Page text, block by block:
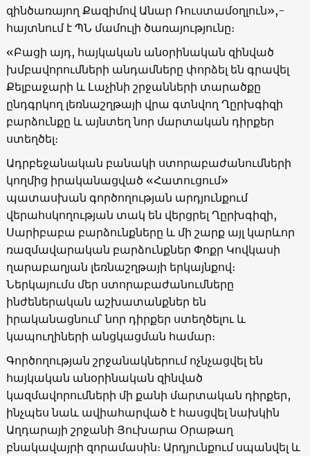
զինծառայող Քազիմով Անար Ռուստամօղլուն»,-
հայտնում է ՊՆ մամուլի ծառայությունը։
«Բացի այդ, հայկական անօրինական զինված
խմբավորումների անդամները փորձել են գրավել
Քելբաջարի և Լաչինի շրջանների տարածքը
ընդգրկող լեռնաշղթայի վրա գտնվող Ղըրխգիզի
բարձունքը և այնտեղ նոր մարտական ​​դիրքեր
ստեղծել։
Ադրբեջանական բանակի ստորաբաժանումների
կողմից իրականացված «Հատուցում»
պատասխան գործողության արդյունքում
վերահսկողության տակ են վերցրել Ղըրխգիզի,
Սարիբաբա բարձունքները և մի շարք այլ կարևոր
ռազմավարական բարձունքներ Փոքր Կովկասի
ղարաբաղյան լեռնաշղթայի երկայնքով։
Ներկայումս մեր ստորաբաժանումները
ինժեներական աշխատանքներ են
իրականացնում՝ նոր դիրքեր ստեղծելու և
կապուղիների անցկացման համար։
Գործողության շրջանակներում ոչնչացվել են
հայկական անօրինական զինված
կազմավորումների մի քանի մարտական ​​դիրքեր,
ինչպես նաև ավիահարված է հասցվել նախկին
Աղդարայի շրջանի Յուխարա Օրաթաղ
բնակավայրի զորամասին։ Արդյունքում սպանվել և